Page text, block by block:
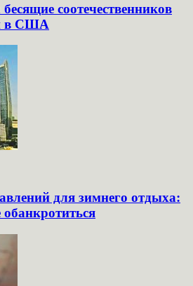
соотечественников
в США
для зимнего отдыха: